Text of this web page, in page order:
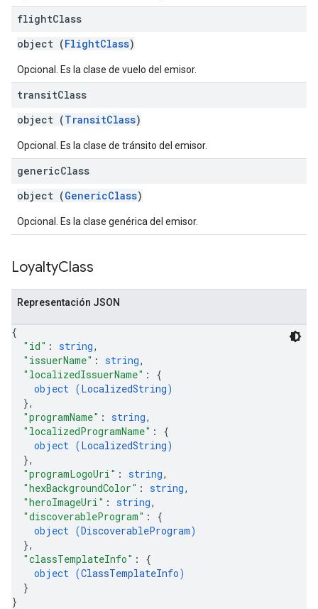
flightClass
object (FlightClass)
Opcional. Es la clase de vuelo del emisor.
transitClass
object (TransitClass)
Opcional. Es la clase de tránsito del emisor.
genericClass
object (GenericClass)
Opcional. Es la clase genérica del emisor.
LoyaltyClass
Representación JSON
{
"id" : string,
"issuerName" : string,
"localizedIssuerName" : {
object (LocalizedString)
},
"programName" : string,
"localizedProgramName" : {
object (LocalizedString)
},
"programLogoUri" : string,
"hexBackgroundColor" : string,
"heroImageUri" : string,
"discoverableProgram" : {
object (DiscoverableProgram)
},
"classTemplateInfo" : {
object (ClassTemplateInfo)
}
}